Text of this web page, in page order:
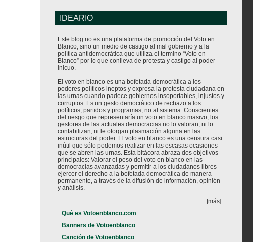
IDEARIO
Este blog no es una plataforma de promoción del Voto en
Blanco, sino un medio de castigo al mal gobierno y a la
política antidemocrática que utiliza el termino “Voto en
Blanco” por lo que conlleva de protesta y castigo al poder
inicuo.
El voto en blanco es una bofetada democrática a los
poderes políticos ineptos y expresa la protesta ciudadana en
las urnas cuando padece gobiernos insoportables, injustos y
corruptos. Es un gesto democrático de rechazo a los
políticos, partidos y programas, no al sistema. Conscientes
del riesgo que representaría un voto en blanco masivo, los
gestores de las actuales democracias no lo valoran, ni lo
contabilizan, ni le otorgan plasmación alguna en las
estructuras del poder. El voto en blanco es una censura casi
inútil que sólo podemos realizar en las escasas ocasiones
que se abren las urnas. Esta bitácora abraza dos objetivos
principales: Valorar el peso del voto en blanco en las
democracias avanzadas y permitir a los ciudadanos libres
ejercer el derecho a la bofetada democrática de manera
permanente, a través de la difusión de información, opinión
y análisis.
[más]
Qué es Votoenblanco.com
Banners de Votoenblanco
Canción de Votoenblanco